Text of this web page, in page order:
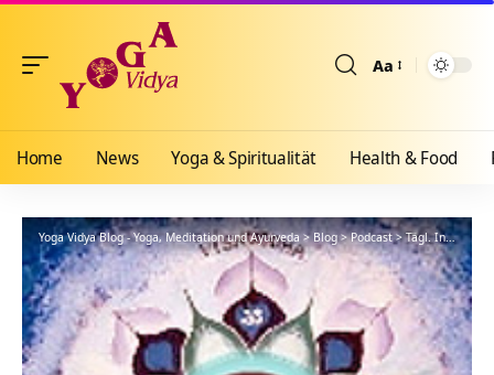
Aa
Home News Yoga & Spiritualität Health & Food
Yoga Vidya Blog - Yoga, Meditation und Ayurveda>Blog>Podcast>Tägl. Inspiration